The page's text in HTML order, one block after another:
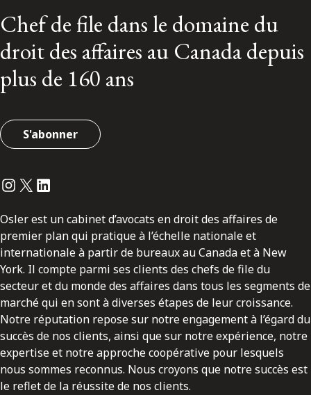
Chef de file dans le domaine du
droit des affaires au Canada depuis
plus de 160 ans
S'abonner
Instagram
Twitter
LinkedIn
Osler est un cabinet d’avocats en droit des affaires de
premier plan qui pratique à l’échelle nationale et
internationale à partir de bureaux au Canada et à New
York. Il compte parmi ses clients des chefs de file du
secteur et du monde des affaires dans tous les segments de
marché qui en sont à diverses étapes de leur croissance.
Notre réputation repose sur notre engagement à l’égard du
succès de nos clients, ainsi que sur notre expérience, notre
expertise et notre approche coopérative pour lesquels
nous sommes reconnus. Nous croyons que notre succès est
le reflet de la réussite de nos clients.